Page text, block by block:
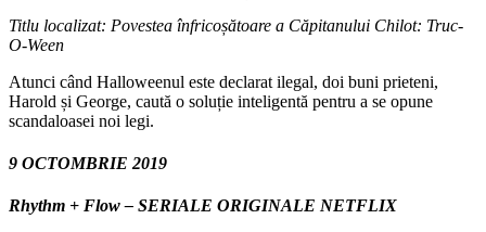
Titlu localizat: Povestea înfricoșătoare a Căpitanului Chilot: Truc-
O-Ween
Atunci când Halloweenul este declarat ilegal, doi buni prieteni,
Harold și George, caută o soluție inteligentă pentru a se opune
scandaloasei noi legi.
9 OCTOMBRIE 2019
Rhythm + Flow – SERIALE ORIGINALE NETFLIX